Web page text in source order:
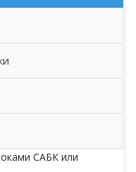
САБК или